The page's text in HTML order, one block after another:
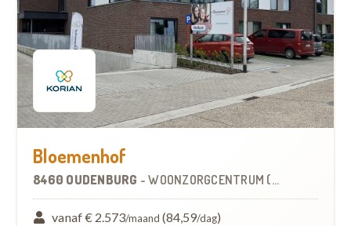
Bloemenhof
8460 OUDENBURG -WOONZORGCENTRUM (WZC)
vanaf € 2.573/maand (84,59/dag)